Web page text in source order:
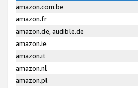
amazon.com.be
amazon.fr
amazon.de, audible.de
amazon.ie
amazon.it
amazon.nl
amazon.pl